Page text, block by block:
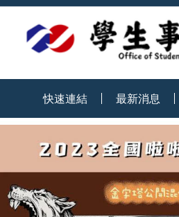
快速連結 最新消息